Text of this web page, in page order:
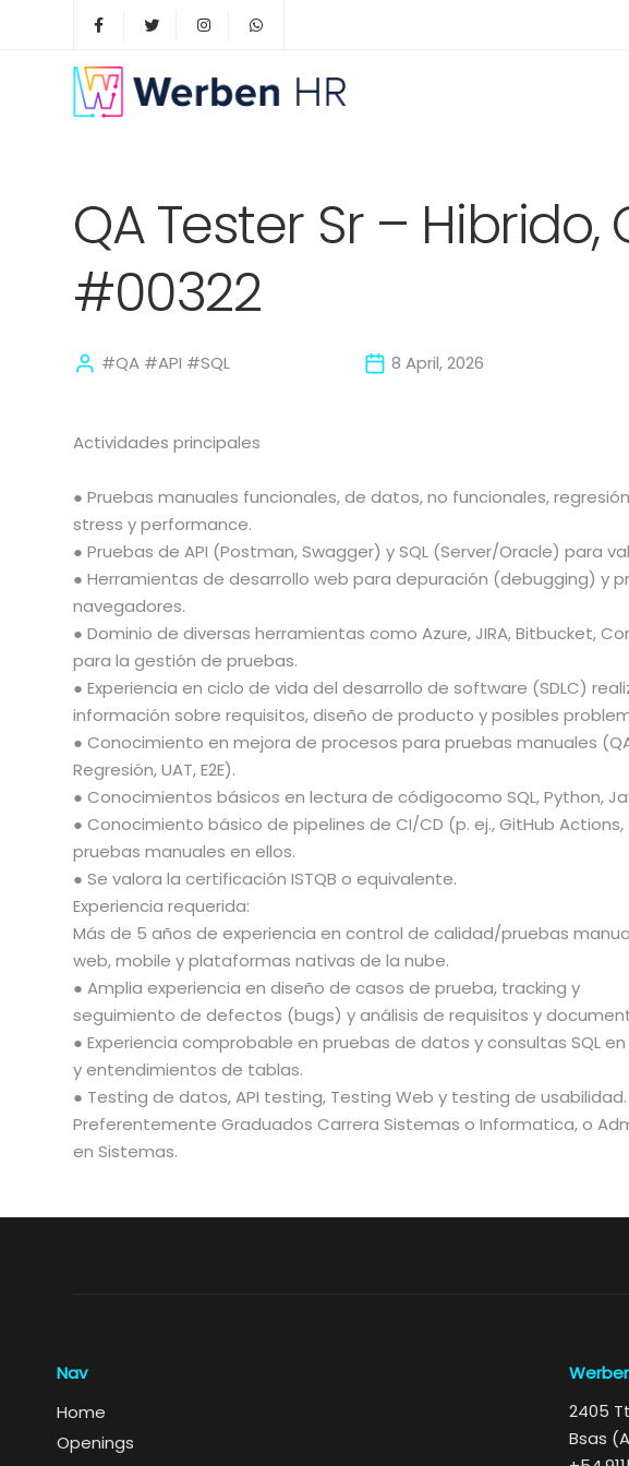
QA Tester Sr – Hibrido,
#00322
#QA #API #SQL 8 April, 2026
Actividades principales
● Pruebas manuales funcionales, de datos, no funcionales,
stress y performance.
● Pruebas de API (Postman, Swagger) y SQL (Server/Oracle) para
● Herramientas de desarrollo web para depuración (debugging) y
navegadores.
● Dominio de diversas herramientas como Azure, JIRA, Bitbucket,
para la gestión de pruebas.
● Experiencia en ciclo de vida del desarrollo de software (SDLC)
información sobre requisitos, diseño de producto y posibles
● Conocimiento en mejora de procesos para pruebas manuales
Regresión, UAT, E2E).
● Conocimientos básicos en lectura de códigocomo SQL, Python,
● Conocimiento básico de pipelines de CI/CD (p. ej., GitHub
pruebas manuales en ellos.
● Se valora la certificación ISTQB o equivalente.
Experiencia requerida:
Más de 5 años de experiencia en control de calidad/pruebas
web, mobile y plataformas nativas de la nube.
● Amplia experiencia en diseño de casos de prueba, tracking y
seguimiento de defectos (bugs) y análisis de requisitos y
● Experiencia comprobable en pruebas de datos y consultas SQL
y entendimientos de tablas.
● Testing de datos, API testing, Testing Web y testing de usabilidad.
Preferentemente Graduados Carrera Sistemas o Informatica, o
en Sistemas.
Nav
Home
Openings
2405
Bsas